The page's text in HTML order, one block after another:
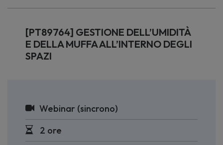
[PT89764] GESTIONE DELL’UMIDITÀ
E DELLA MUFFA ALL’INTERNO DEGLI
SPAZI
Webinar (sincrono)
2 ore